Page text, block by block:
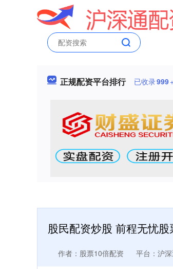
正规配资平台排行 已收录999
股民配资炒股 前程无忧
作者：股票10倍配资 平台：沪